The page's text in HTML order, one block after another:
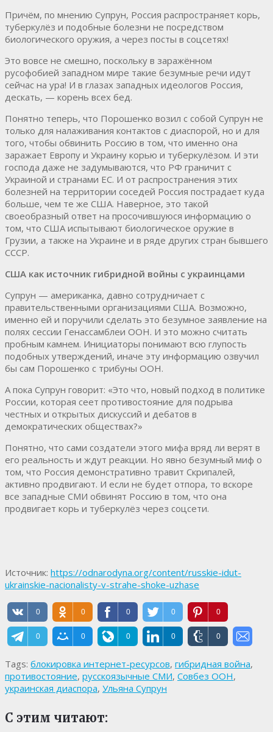
Причём, по мнению Супрун, Россия распространяет корь,
туберкулёз и подобные болезни не посредством
биологического оружия, а через посты в соцсетях!
Это вовсе не смешно, поскольку в заражённом
русофобией западном мире такие безумные речи идут
сейчас на ура! И в глазах западных идеологов Россия,
дескать, — корень всех бед.
Понятно теперь, что Порошенко возил с собой Супрун не
только для налаживания контактов с диаспорой, но и для
того, чтобы обвинить Россию в том, что именно она
заражает Европу и Украину корью и туберкулёзом. И эти
господа даже не задумываются, что РФ граничит с
Украиной и странами ЕС. И от распространения этих
болезней на территории соседей Россия пострадает куда
больше, чем те же США. Наверное, это такой
своеобразный ответ на просочившуюся информацию о
том, что США испытывают биологическое оружие в
Грузии, а также на Украине и в ряде других стран бывшего
СССР.
США как источник гибридной войны с украинцами
Супрун — американка, давно сотрудничает с
правительственными организациями США. Возможно,
именно ей и поручили сделать это безумное заявление на
полях сессии Генассамблеи ООН. И это можно считать
пробным камнем. Инициаторы понимают всю глупость
подобных утверждений, иначе эту информацию озвучил
бы сам Порошенко с трибуны ООН.
А пока Супрун говорит: «Это что, новый подход в политике
России, которая сеет противостояние для подрыва
честных и открытых дискуссий и дебатов в
демократических обществах?»
Понятно, что сами создатели этого мифа вряд ли верят в
его реальность и ждут реакции. Но явно безумный миф о
том, что Россия демонстративно травит Скрипалей,
активно продвигают. И если не будет отпора, то вскоре
все западные СМИ обвинят Россию в том, что она
продвигает корь и туберкулёз через соцсети.
Источник: https://odnarodyna.org/content/russkie-idut-
ukrainskie-nacionalisty-v-strahe-shoke-uzhase
0 0 0 0 0
0 0 0 0 0
Tags: блокировка интернет-ресурсов, гибридная война,
противостояние, русскоязычные СМИ, Совбез ООН,
украинская диаспора, Ульяна Супрун
С этим читают: